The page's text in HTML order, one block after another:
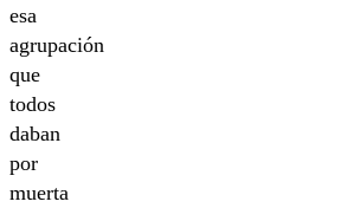
esa
agrupación
que
todos
daban
por
muerta